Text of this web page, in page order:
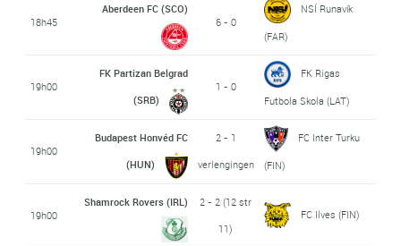
18h45
Aberdeen FC (SCO)
6 - 0
NSÍ Runavík
(FAR)
19h00
FK Partizan Belgrad
(SRB)
1 - 0
FK Rigas
Futbola Skola (LAT)
19h00
Budapest Honvéd FC
(HUN)
2 - 1
verlengingen
FC Inter Turku
(FIN)
19h00
Shamrock Rovers (IRL)
2 - 2 (12 str
11)
FC Ilves (FIN)